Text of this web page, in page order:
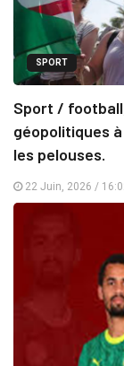
SPORT
Sport /
géopolitiques
les pelouses.
22 Juin, 2026 /